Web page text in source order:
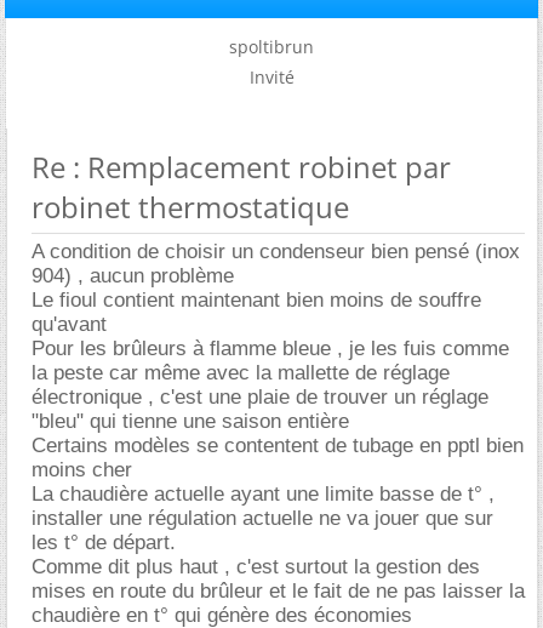
spoltibrun
Invité
Re : Remplacement robinet par
robinet thermostatique
A condition de choisir un condenseur bien pensé (inox
904) , aucun problème
Le fioul contient maintenant bien moins de souffre
qu'avant
Pour les brûleurs à flamme bleue , je les fuis comme
la peste car même avec la mallette de réglage
électronique , c'est une plaie de trouver un réglage
"bleu" qui tienne une saison entière
Certains modèles se contentent de tubage en pptl bien
moins cher
La chaudière actuelle ayant une limite basse de t° ,
installer une régulation actuelle ne va jouer que sur
les t° de départ.
Comme dit plus haut , c'est surtout la gestion des
mises en route du brûleur et le fait de ne pas laisser la
chaudière en t° qui génère des économies